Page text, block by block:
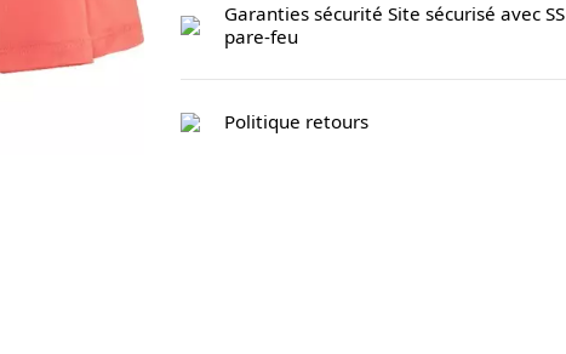
Garanties sécurité Site sécurisé avec
pare-feu
Politique retours